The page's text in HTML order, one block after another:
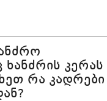
კერას
რა კადრები